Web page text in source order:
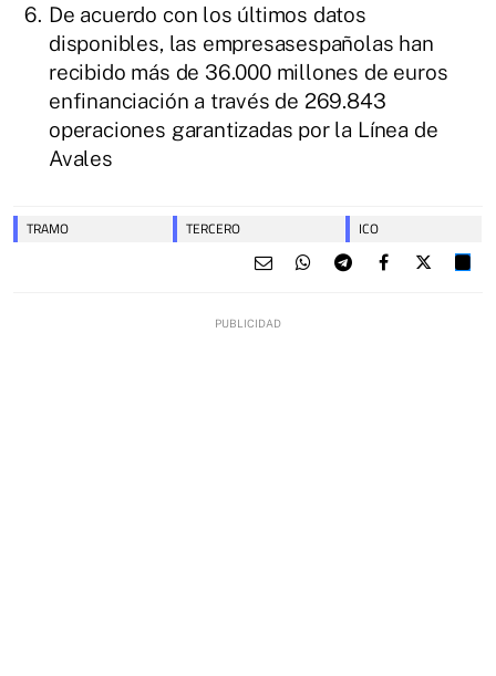
De acuerdo con los últimos datos
disponibles, las empresasespañolas han
recibido más de 36.000 millones de euros
enfinanciación a través de 269.843
operaciones garantizadas por la Línea de
Avales
TRAMO TERCERO ICO